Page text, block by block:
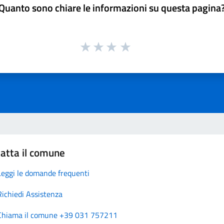
sono chiare le informazioni su questa
il comune
le domande frequenti
Assistenza
il comune +39 031 757211